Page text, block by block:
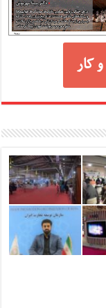
کار